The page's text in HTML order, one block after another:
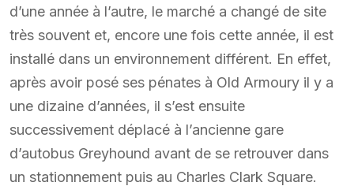
d’une année à l’autre, le marché a changé de site
très souvent et, encore une fois cette année, il est
installé dans un environnement différent. En effet,
après avoir posé ses pénates à Old Armoury il y a
une dizaine d’années, il s’est ensuite
successivement déplacé à l’ancienne gare
d’autobus Greyhound avant de se retrouver dans
un stationnement puis au Charles Clark Square.